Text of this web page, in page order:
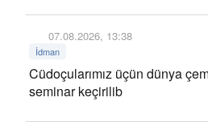
07.08.2026, 13:38
İdman
Cüdoçularımız üçün dünya
seminar keçirilib